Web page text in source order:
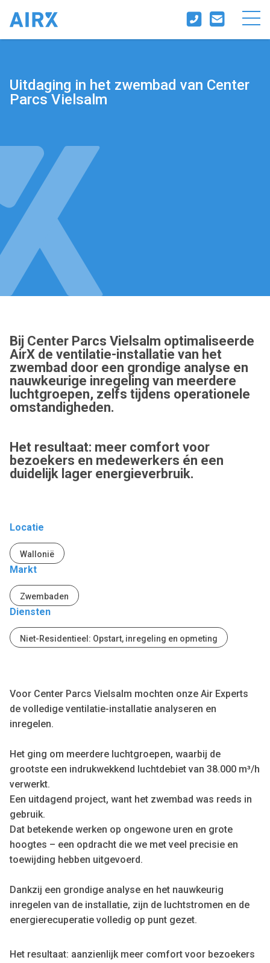
Uitdaging in het zwembad van Center
Parcs Vielsalm
Locatie
Wallonië
Markt
Zwembaden
Diensten
Niet-Residentieel: Opstart, inregeling en opmeting
Bij Center Parcs Vielsalm optimaliseerde
AirX de ventilatie-installatie van het
zwembad door een grondige analyse en
nauwkeurige inregeling van meerdere
luchtgroepen, zelfs tijdens operationele
omstandigheden.
Het resultaat: meer comfort voor
bezoekers en medewerkers én een
duidelijk lager energieverbruik.
Voor Center Parcs Vielsalm mochten onze Air Experts
de volledige ventilatie-installatie analyseren en
inregelen.
Het ging om meerdere luchtgroepen, waarbij de
grootste een indrukwekkend luchtdebiet van 38.000 m³/h
verwerkt.
Een uitdagend project, want het zwembad was reeds in
gebruik.
Dat betekende werken op ongewone uren en grote
hoogtes – een opdracht die we met veel precisie en
toewijding hebben uitgevoerd.
Dankzij een grondige analyse en het nauwkeurig
inregelen van de installatie, zijn de luchtstromen en de
energierecuperatie volledig op punt gezet.
Het resultaat: aanzienlijk meer comfort voor bezoekers